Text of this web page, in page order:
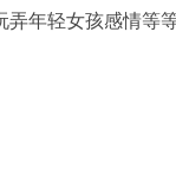
弄年轻女孩感情等